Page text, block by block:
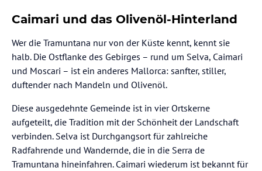
Caimari und das Olivenöl-Hinterland
Wer die Tramuntana nur von der Küste kennt, kennt sie
halb. Die Ostflanke des Gebirges – rund um Selva, Caimari
und Moscari – ist ein anderes Mallorca: sanfter, stiller,
duftender nach Mandeln und Olivenöl.
Diese ausgedehnte Gemeinde ist in vier Ortskerne
aufgeteilt, die Tradition mit der Schönheit der Landschaft
verbinden. Selva ist Durchgangsort für zahlreiche
Radfahrende und Wandernde, die in die Serra de
Tramuntana hineinfahren. Caimari wiederum ist bekannt für